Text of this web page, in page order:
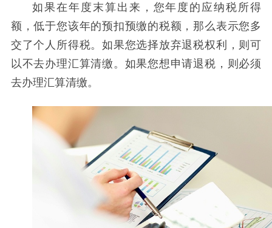
如果在年度末算出来，您年度的应纳税所得
额，低于您该年的预扣预缴的税额，那么表示您多
交了个人所得税。如果您选择放弃退税权利，则可
以不去办理汇算清缴。如果您想申请退税，则必须
去办理汇算清缴。